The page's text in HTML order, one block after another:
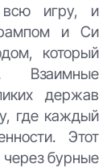
игру, и
и Си
который
Взаимные
держав
где каждый
Этот
через бурные